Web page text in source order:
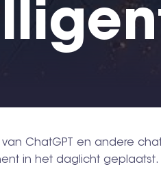
ChatGPT en andere
in het daglicht